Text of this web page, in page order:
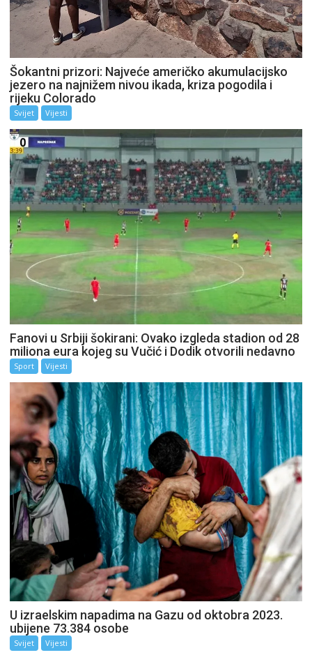
Šokantni prizori: Najveće američko akumulacijsko
jezero na najnižem nivou ikada, kriza pogodila i
rijeku Colorado
Svijet Vijesti
Fanovi u Srbiji šokirani: Ovako izgleda stadion od 28
miliona eura kojeg su Vučić i Dodik otvorili nedavno
Sport Vijesti
U izraelskim napadima na Gazu od oktobra 2023.
ubijene 73.384 osobe
Svijet Vijesti